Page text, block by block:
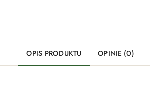
OPIS PRODUKTU OPINIE (0)